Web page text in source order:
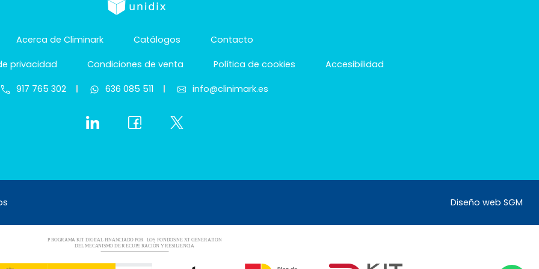
Acerca de Climinark Catálogos Contacto
privacidad Condiciones de venta Política de cookies Accesibilidad
917 765 302 636 085 511 info@clinimark.es
Diseño web SGM